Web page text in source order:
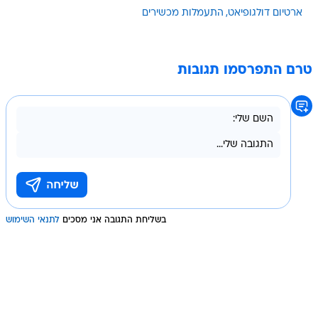
ארטיום דולגופיאט התעמלות מכשירים
טרם התפרסמו תגובות
בשליחת התגובה אני מסכים לתנאי השימוש